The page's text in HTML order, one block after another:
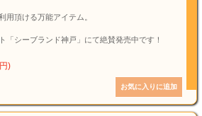
用頂ける万能アイテム。
「シーブランド神戸」にて絶賛発売中です！
)